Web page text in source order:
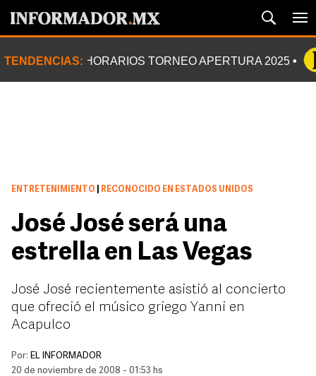
TENDENCIAS: HORARIOS TORNEO APERTURA 2025
ENTRETENIMIENTO RECONOCIDO EN ESTADOS UNIDOS
José José será una
estrella en Las Vegas
José José recientemente asistió al concierto
que ofreció el músico griego Yanni en
Acapulco
Por: EL INFORMADOR
20 de noviembre de 2008 - 01:53 hs